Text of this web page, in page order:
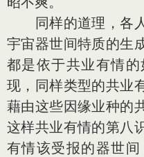
同样的道理，各人
宇宙器世间特质的生
都是依于共业有情
现，同样类型的共业
藉由这些因缘业种的
这样共业有情的第八
有情该受报的器世